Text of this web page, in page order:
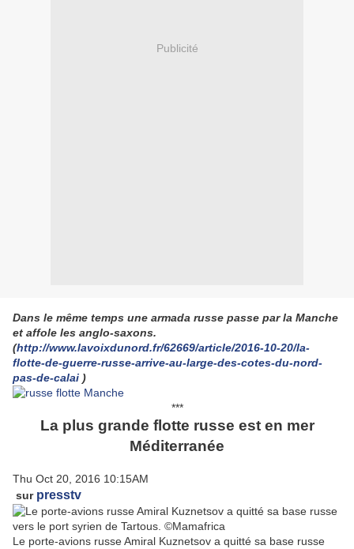
Publicité
Dans le même temps une armada russe passe par la Manche
et affole les anglo-saxons.
(http://www.lavoixdunord.fr/62669/article/2016-10-20/la-
flotte-de-guerre-russe-arrive-au-large-des-cotes-du-nord-
pas-de-calai )
***
La plus grande flotte russe est en mer
Méditerranée
Thu Oct 20, 2016 10:15AM
sur presstv
Le porte-avions russe Amiral Kuznetsov a quitté sa base russe